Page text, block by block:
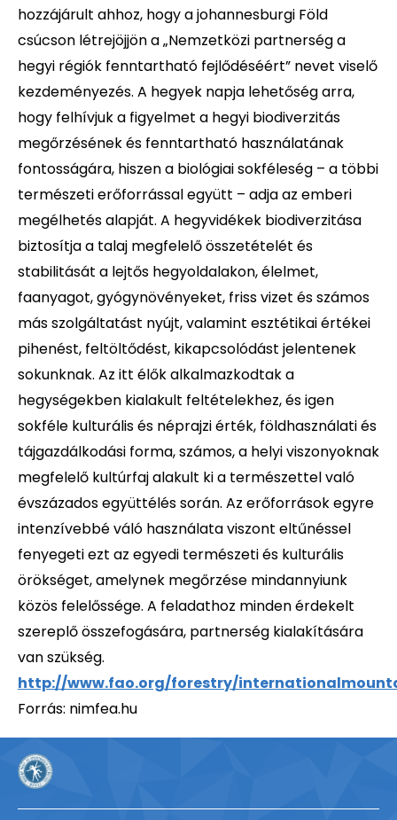
hozzájárult ahhoz, hogy a johannesburgi Föld
csúcson létrejöjjön a „Nemzetközi partnerség a
hegyi régiók fenntartható fejlődéséért” nevet viselő
kezdeményezés. A hegyek napja lehetőség arra,
hogy felhívjuk a figyelmet a hegyi biodiverzitás
megőrzésének és fenntartható használatának
fontosságára, hiszen a biológiai sokféleség – a többi
természeti erőforrással együtt – adja az emberi
megélhetés alapját. A hegyvidékek biodiverzitása
biztosítja a talaj megfelelő összetételét és
stabilitását a lejtős hegyoldalakon, élelmet,
faanyagot, gyógynövényeket, friss vizet és számos
más szolgáltatást nyújt, valamint esztétikai értékei
pihenést, feltöltődést, kikapcsolódást jelentenek
sokunknak. Az itt élők alkalmazkodtak a
hegységekben kialakult feltételekhez, és igen
sokféle kulturális és néprajzi érték, földhasználati és
tájgazdálkodási forma, számos, a helyi viszonyoknak
megfelelő kultúrfaj alakult ki a természettel való
évszázados együttélés során. Az erőforrások egyre
intenzívebbé váló használata viszont eltűnéssel
fenyegeti ezt az egyedi természeti és kulturális
örökséget, amelynek megőrzése mindannyiunk
közös felelőssége. A feladathoz minden érdekelt
szereplő összefogására, partnerség kialakítására
van szükség.
http://www.fao.org/forestry/
Forrás: nimfea.hu